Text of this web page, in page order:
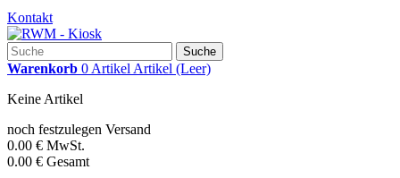
Kontakt
Suche
Warenkorb 0 Artikel Artikel (Leer)
Keine Artikel
noch festzulegen Versand
0.00 € MwSt.
0.00 € Gesamt